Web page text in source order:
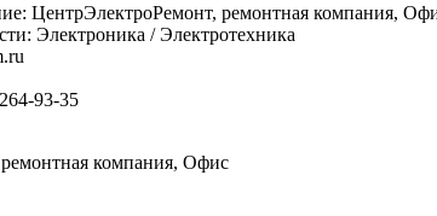
ЦентрЭлектроРемонт, ремонтная компания,
Электроника / Электротехника
93-35
компания, Офис